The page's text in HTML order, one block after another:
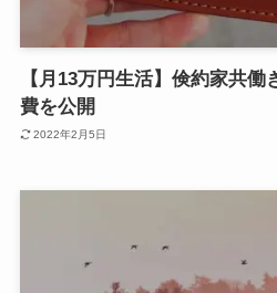
【月13万円生活】倹約家共
費を公開
2022年2月5日